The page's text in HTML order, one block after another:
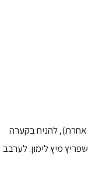
אחרת), להניח בקערה
מיץ לימון. לערבב